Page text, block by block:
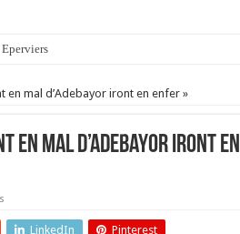
veut annuler des soutenances
en mal d’Adebayor iront en enfer »
en mal d’Adebayor iront en
LinkedIn Pinterest